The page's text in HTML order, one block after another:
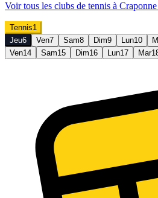
Voir tous les clubs de tennis à Craponne
Tennis1
Jeu6 Ven7 Sam8 Dim9 Lun10
Ven14 Sam15 Dim16 Lun17 Mar